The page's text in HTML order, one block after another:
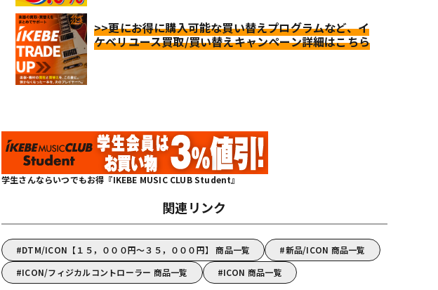
>>更にお得に購入可能な買い替えプログラムなど、イ
ケベリユース買取/買い替えキャンペーン詳細はこちら
学生さんならいつでもお得『IKEBE MUSIC CLUB Student』
関連リンク
DTM/ICON【１５，０００円～３５，０００円】 商品一覧
新品/ICON 商品一覧
ICON/フィジカルコントローラー 商品一覧
ICON 商品一覧